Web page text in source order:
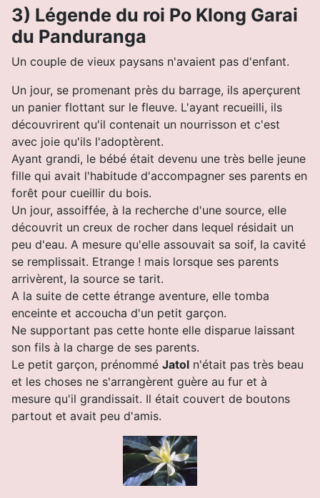
3) Légende du roi Po Klong Garai
du Panduranga
Un couple de vieux paysans n'avaient pas d'enfant.
Un jour, se promenant près du barrage, ils aperçurent
un panier flottant sur le fleuve. L'ayant recueilli, ils
découvrirent qu'il contenait un nourrisson et c'est
avec joie qu'ils l'adoptèrent.
Ayant grandi, le bébé était devenu une très belle jeune
fille qui avait l'habitude d'accompagner ses parents en
forêt pour cueillir du bois.
Un jour, assoiffée, à la recherche d'une source, elle
découvrit un creux de rocher dans lequel résidait un
peu d'eau. A mesure qu'elle assouvait sa soif, la cavité
se remplissait. Etrange ! mais lorsque ses parents
arrivèrent, la source se tarit.
A la suite de cette étrange aventure, elle tomba
enceinte et accoucha d'un petit garçon.
Ne supportant pas cette honte elle disparue laissant
son fils à la charge de ses parents.
Le petit garçon, prénommé Jatol n'était pas très beau
et les choses ne s'arrangèrent guère au fur et à
mesure qu'il grandissait. Il était couvert de boutons
partout et avait peu d'amis.